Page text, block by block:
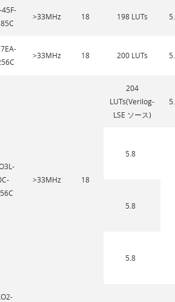
45F-
>33MHz 18 198 LUTs
>33MHz 18 200 LUTs
>33MHz 18
204
LUTs(Verilog-
LSE ソース)
5.8
5.8
5.8